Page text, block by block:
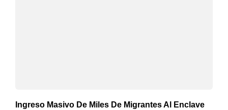
Ingreso Masivo De Miles De Migrantes Al Enclave